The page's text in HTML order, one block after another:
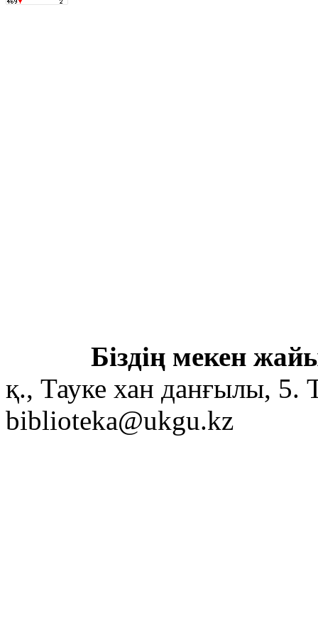
Біздің мекен
қ., Тауке хан данғылы,
biblioteka@ukgu.kz